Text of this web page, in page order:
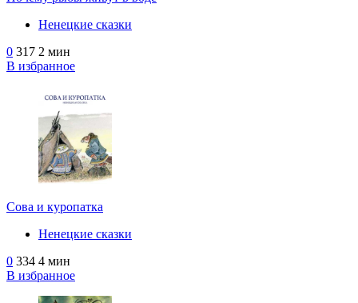
Ненецкие сказки
0 317 2 мин
В избранное
Сова и куропатка
Ненецкие сказки
0 334 4 мин
В избранное